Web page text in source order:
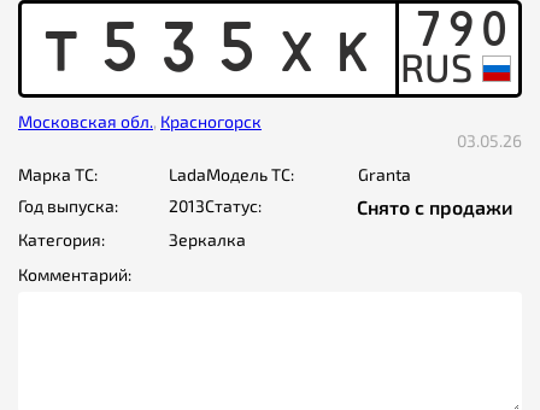
T 5 3 5 X K 790
Московская обл., Красногорск
03.05.26
Марка ТС:
LadaМодель ТС:
Granta
Год выпуска:
2013Статус: Снято с продажи
Категория:
Зеркалка
Комментарий: